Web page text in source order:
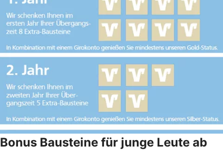
Bonus Bausteine für junge Leute ab